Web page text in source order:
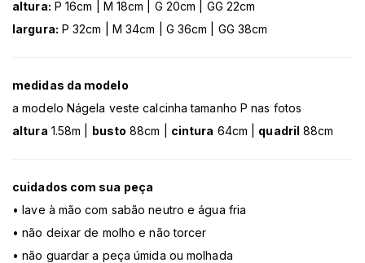
altura: P 16cm | M 18cm | G 20cm | GG 22cm
largura: P 32cm | M 34cm | G 36cm | GG 38cm
medidas da modelo
a modelo Nágela veste calcinha tamanho P nas fotos
altura 1.58m | busto 88cm | cintura 64cm | quadril 88cm
cuidados com sua peça
• lave à mão com sabão neutro e água fria
• não deixar de molho e não torcer
• não guardar a peça úmida ou molhada